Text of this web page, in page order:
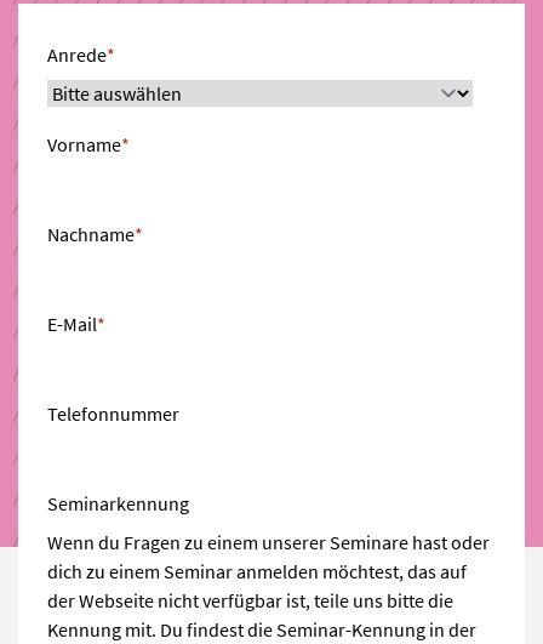
Anrede*
Vorname*
Nachname*
E-Mail*
Telefonnummer
Seminarkennung
Wenn du Fragen zu einem unserer Seminare hast oder
dich zu einem Seminar anmelden möchtest, das auf
der Webseite nicht verfügbar ist, teile uns bitte die
Kennung mit. Du findest die Seminar-Kennung in der